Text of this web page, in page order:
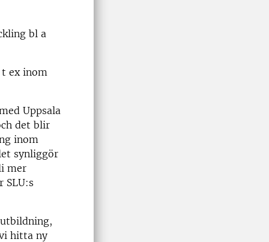
bl a
t ex inom
Uppsala
det blir
inom
synliggör
mer
SLU:s
hitta ny